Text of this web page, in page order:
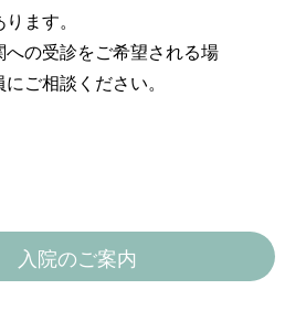
ます。
への受診をご希望される場
ご相談ください。
入院のご案内